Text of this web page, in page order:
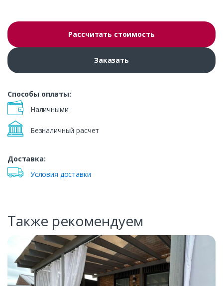
Рассчитать стоимость
Заказать
Способы оплаты:
Наличными
Безналичный расчет
Доставка:
Условия доставки
Также рекомендуем